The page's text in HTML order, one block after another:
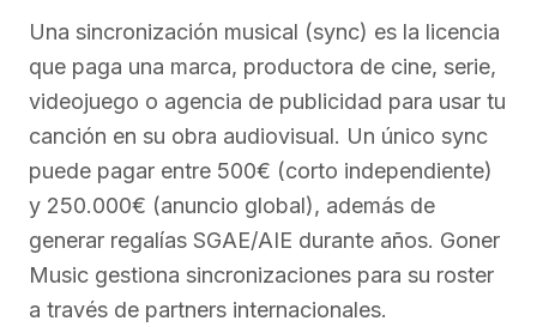
Una sincronización musical (sync) es la licencia
que paga una marca, productora de cine, serie,
videojuego o agencia de publicidad para usar tu
canción en su obra audiovisual. Un único sync
puede pagar entre 500€ (corto independiente)
y 250.000€ (anuncio global), además de
generar regalías SGAE/AIE durante años. Goner
Music gestiona sincronizaciones para su roster
a través de partners internacionales.